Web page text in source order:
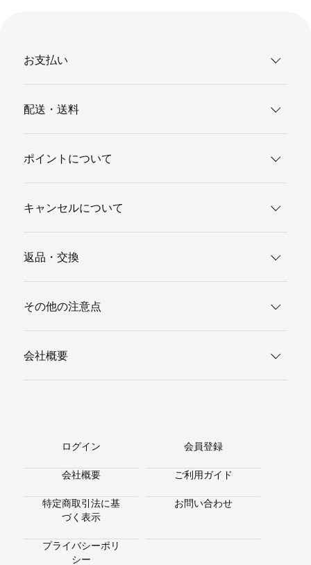
お支払い
配送・送料
ポイントについて
キャンセルについて
返品・交換
その他の注意点
会社概要
ログイン 会員登録
会社概要 ご利用ガイド
特定商取引法に基
づく表示
お問い合わせ
プライバシーポリ
シー